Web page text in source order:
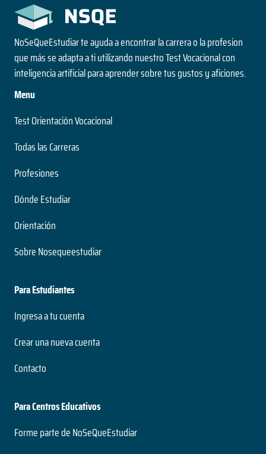
NoSeQueEstudiar te ayuda a encontrar la carrera o la profesion
que más se adapta a ti utilizando nuestro Test Vocacional con
inteligencia artificial para aprender sobre tus gustos y aficiones.
Menu
Test Orientación Vocacional
Todas las Carreras
Profesiones
Dónde Estudiar
Orientación
Sobre Nosequeestudiar
Para Estudiantes
Ingresa a tu cuenta
Crear una nueva cuenta
Contacto
Para Centros Educativos
Forme parte de NoSeQueEstudiar